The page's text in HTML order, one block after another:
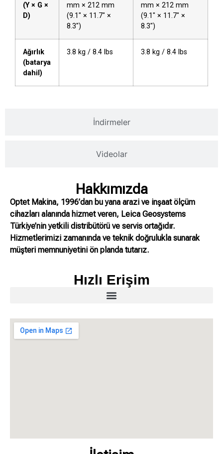
İndirmeler
Videolar
(Y × G ×
D)
mm × 212 mm
(9.1″ × 11.7″ ×
8.3″)
mm × 212 mm
(9.1″ × 11.7″ ×
8.3″)
Ağırlık
(batarya
dahil)
3.8 kg / 8.4 lbs 3.8 kg / 8.4 lbs
Hakkımızda
Optet Makina, 1996’dan bu yana arazi ve inşaat ölçüm
cihazları alanında hizmet veren, Leica Geosystems
Türkiye’nin yetkili distribütörü ve servis ortağıdır.
Hizmetlerimizi zamanında ve teknik doğrulukla sunarak
müşteri memnuniyetini ön planda tutarız.
Hızlı Erişim